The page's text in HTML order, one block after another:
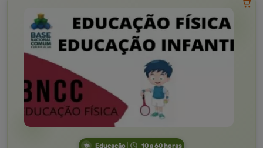
Educação 10 a 60 horas